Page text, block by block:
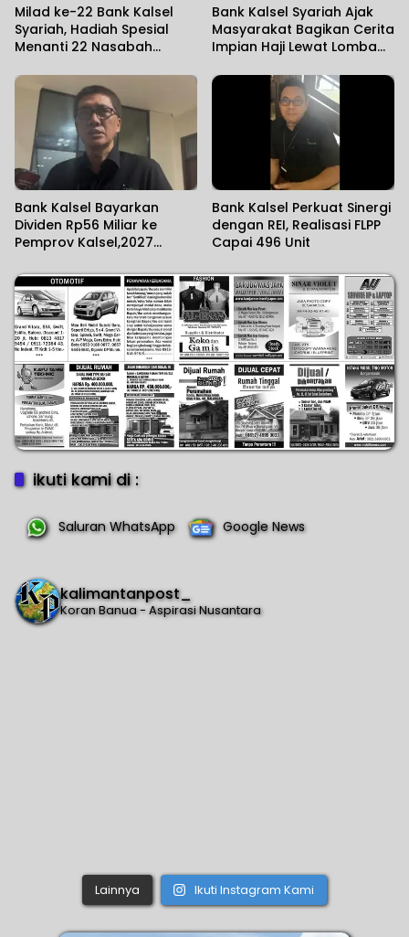
Milad ke-22 Bank Kalsel
Syariah, Hadiah Spesial
Menanti 22 Nasabah
Ar-Rahman
Bank Kalsel Syariah Ajak
Masyarakat Bagikan Cerita
Impian Haji Lewat Lomba
Bank Kalsel Bayarkan
Dividen Rp56 Miliar ke
Pemprov Kalsel,2027
Miliar
Bank Kalsel Perkuat Sinergi
dengan REI, Realisasi FLPP
Capai 496 Unit
ikuti kami di :
Saluran WhatsApp Google News
kalimantanpost_
Koran Banua - Aspirasi Nusantara
Lainnya Ikuti Instagram Kami